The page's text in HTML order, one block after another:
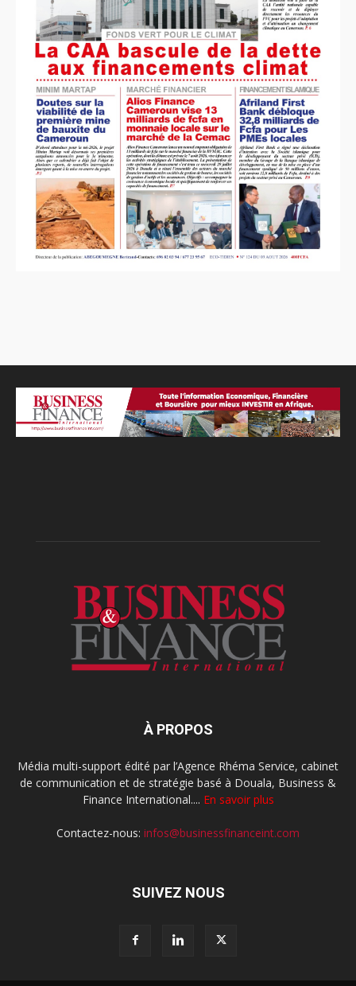
À PROPOS
Média multi-support édité par l’Agence Rhéma Service, cabinet
de communication et de stratégie basé à Douala, Business &
Finance International.... En savoir plus
Contactez-nous: infos@businessfinanceint.com
SUIVEZ NOUS